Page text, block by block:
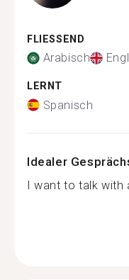
FLIESSEND
Arabisch
LERNT
Spanisch
Idealer
I want to talk with